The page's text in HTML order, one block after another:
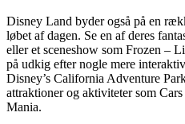
Disney Land byder også på en
løbet af dagen. Se en af deres
eller et sceneshow som Frozen –
på udkig efter nogle mere
Disney’s California Adventure
attraktioner og aktiviteter som
Mania.